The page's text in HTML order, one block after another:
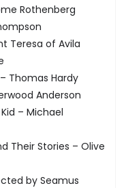
Rothenberg
Teresa of Avila
Thomas Hardy
Anderson
– Michael
Their Stories – Olive
by Seamus